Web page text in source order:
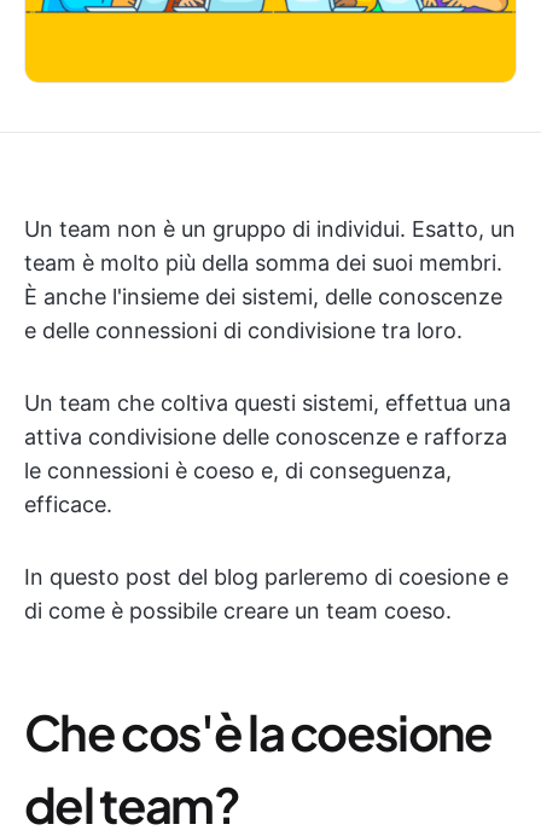
Un team non è un gruppo di individui. Esatto, un
team è molto più della somma dei suoi membri.
È anche l'insieme dei sistemi, delle conoscenze
e delle connessioni di condivisione tra loro.
Un team che coltiva questi sistemi, effettua una
attiva condivisione delle conoscenze e rafforza
le connessioni è coeso e, di conseguenza,
efficace.
In questo post del blog parleremo di coesione e
di come è possibile creare un team coeso.
Che cos'è la coesione
del team?